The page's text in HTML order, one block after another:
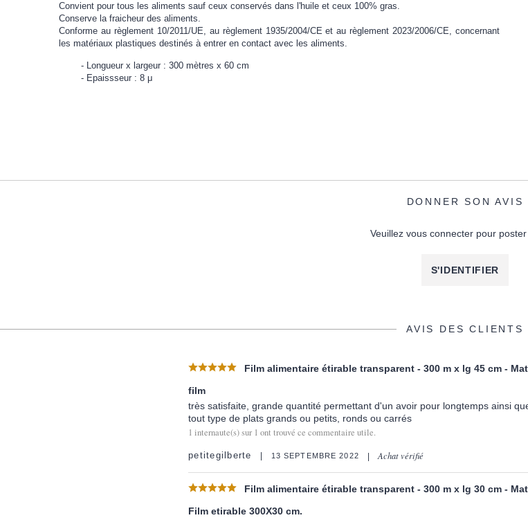
Convient pour tous les aliments sauf ceux conservés dans l'huile et ceux 100% gras.
Conserve la fraicheur des aliments.
Conforme au règlement 10/2011/UE, au règlement 1935/2004/CE et au règlement 2023/2006/CE, concernant
les matériaux plastiques destinés à entrer en contact avec les aliments.
Longueur x largeur : 300 mètres x 60 cm
Epaissseur : 8 μ
DONNER SON AVIS
Veuillez vous connecter pour
S'IDENTIFIER
AVIS DES CLIENTS
Film alimentaire étirable transparent - 300 m x lg 45 cm -
film
très satisfaite, grande quantité permettant d'un avoir pour longtemps ainsi
tout type de plats grands ou petits, ronds ou carrés
1 internaute(s) sur 1 ont trouvé ce commentaire utile.
petitegilberte 13 SEPTEMBRE 2022 Achat vérifié
Film alimentaire étirable transparent - 300 m x lg 30 cm -
Film etirable 300X30 cm.